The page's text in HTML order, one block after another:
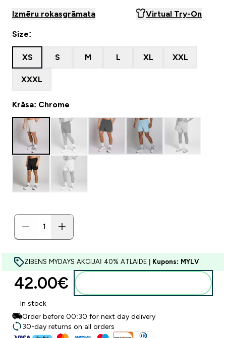
Izmēru rokasgrāmata Virtual Try-On
Size:
XS S M L XL XXL
XXXL
Krāsa: Chrome
ZIBENS MYDAYS AKCIJA! 40% ATLAIDE | Kupons: MYLV
42.00€‎
In stock
Order before 00:30 for next day delivery
30-day returns on all orders